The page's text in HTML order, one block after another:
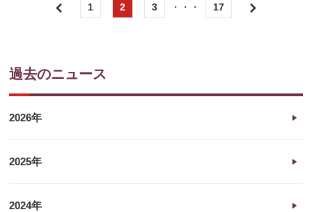
1 2 3 ・・・ 17
次
過去のニュース
2026年
2025年
2024年